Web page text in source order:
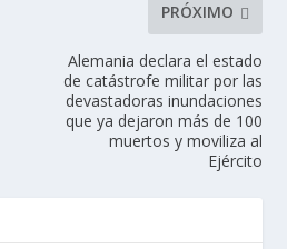
PRÓXIMO
Alemania declara el estado
de catástrofe militar por las
devastadoras inundaciones
que ya dejaron más de 100
muertos y moviliza al
Ejército